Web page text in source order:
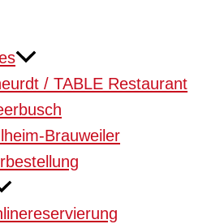
/ TABLE Restaurant
Brauweiler